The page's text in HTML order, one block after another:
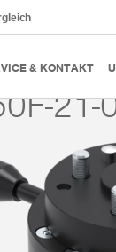
& KONTAKT
MATCH - End-of-
21-